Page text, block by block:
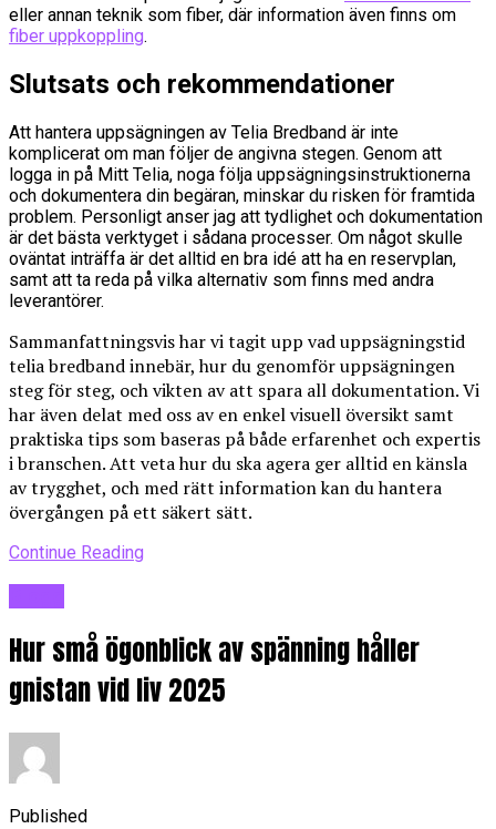
eller annan teknik som fiber, där information även finns om
fiber uppkoppling.
Slutsats och rekommendationer
Att hantera uppsägningen av Telia Bredband är inte
komplicerat om man följer de angivna stegen. Genom att
logga in på Mitt Telia, noga följa uppsägningsinstruktionerna
och dokumentera din begäran, minskar du risken för framtida
problem. Personligt anser jag att tydlighet och dokumentation
är det bästa verktyget i sådana processer. Om något skulle
oväntat inträffa är det alltid en bra idé att ha en reservplan,
samt att ta reda på vilka alternativ som finns med andra
leverantörer.
Sammanfattningsvis har vi tagit upp vad uppsägningstid
telia bredband innebär, hur du genomför uppsägningen
steg för steg, och vikten av att spara all dokumentation. Vi
har även delat med oss av en enkel visuell översikt samt
praktiska tips som baseras på både erfarenhet och expertis
i branschen. Att veta hur du ska agera ger alltid en känsla
av trygghet, och med rätt information kan du hantera
övergången på ett säkert sätt.
Continue Reading
Hur små ögonblick av spänning håller
gnistan vid liv 2025
Published